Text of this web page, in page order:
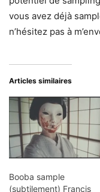
vous avez déjà
n’hésitez pas à
Articles similaires
Booba sample
(subtilement) Francis